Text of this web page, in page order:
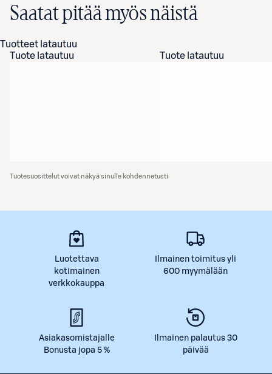
Saatat pitää myös näistä
Tuotteet latautuu
Tuote latautuu
Tuote latautuu
Tuotesuosittelut voivat näkyä sinulle kohdennetusti
Luotettava
kotimainen
verkkokauppa
Ilmainen toimitus yli
600 myymälään
Asiakasomistajalle
Bonusta jopa 5 %
Ilmainen palautus 30
päivää